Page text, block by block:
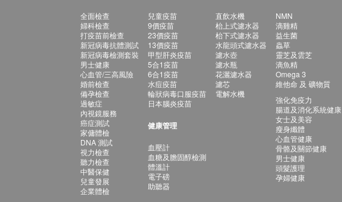
全面檢查
婦科檢查
打疫苗前檢查
新冠病毒抗體測試
新冠病毒檢測套裝
男士健康
心血管/三高風險
婚前檢查
備孕檢查
過敏症
內視鏡服務
癌症測試
家傭體檢
DNA 測試
視力檢查
聽力檢查
中醫保健
兒童發展
企業體檢
兒童疫苗
9價疫苗
23價疫苗
13價疫苗
甲型肝炎疫苗
5合1疫苗
6合1疫苗
水痘疫苗
輪狀病毒口服疫苗
日本腦炎疫苗
健康管理
血壓計
血糖及膽固醇檢測
體溫計
電子磅
助聽器
直飲水機
枱上式濾水器
枱下式濾水器
水龍頭式濾水器
濾水壺
濾水瓶
花灑濾水器
濾芯
電解水機
NMN
滴雞精
益生菌
蟲草
靈芝及雲芝
滴魚精
Omega 3
維他命 及 礦物質
強化免疫力
腸道及消化系統健康
女士及美容
瘦身纖體
心血管健康
骨骼及關節健康
男士健康
頭髮護理
孕婦健康